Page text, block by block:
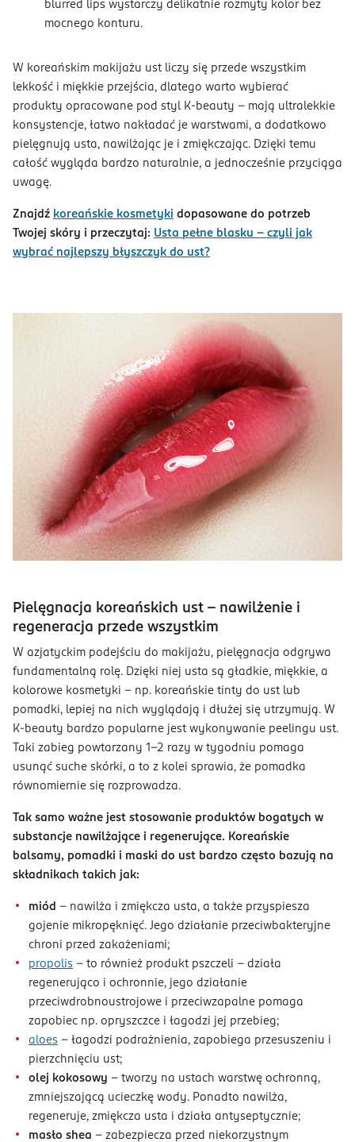
blurred lips wystarczy delikatnie rozmyty kolor bez
mocnego konturu.
W koreańskim makijażu ust liczy się przede wszystkim
lekkość i miękkie przejścia, dlatego warto wybierać
produkty opracowane pod styl K-beauty – mają ultralekkie
konsystencje, łatwo nakładać je warstwami, a dodatkowo
pielęgnują usta, nawilżając je i zmiękczając. Dzięki temu
całość wygląda bardzo naturalnie, a jednocześnie przyciąga
uwagę.
Znajdź koreańskie kosmetyki dopasowane do potrzeb
Twojej skóry i przeczytaj: Usta pełne blasku – czyli jak
wybrać najlepszy błyszczyk do ust?
Pielęgnacja koreańskich ust – nawilżenie i
regeneracja przede wszystkim
W azjatyckim podejściu do makijażu, pielęgnacja odgrywa
fundamentalną rolę. Dzięki niej usta są gładkie, miękkie, a
kolorowe kosmetyki – np. koreańskie tinty do ust lub
pomadki, lepiej na nich wyglądają i dłużej się utrzymują. W
K-beauty bardzo popularne jest wykonywanie peelingu ust.
Taki zabieg powtarzany 1-2 razy w tygodniu pomaga
usunąć suche skórki, a to z kolei sprawia, że pomadka
równomiernie się rozprowadza.
Tak samo ważne jest stosowanie produktów bogatych w
substancje nawilżające i regenerujące. Koreańskie
balsamy, pomadki i maski do ust bardzo często bazują na
składnikach takich jak:
miód – nawilża i zmiękcza usta, a także przyspiesza
gojenie mikropęknięć. Jego działanie przeciwbakteryjne
chroni przed zakażeniami;
propolis – to również produkt pszczeli – działa
regenerująco i ochronnie, jego działanie
przeciwdrobnoustrojowe i przeciwzapalne pomaga
zapobiec np. opryszczce i łagodzi jej przebieg;
aloes – łagodzi podrażnienia, zapobiega przesuszeniu i
pierzchnięciu ust;
olej kokosowy – tworzy na ustach warstwę ochronną,
zmniejszającą ucieczkę wody. Ponadto nawilża,
regeneruje, zmiękcza usta i działa antyseptycznie;
masło shea – zabezpiecza przed niekorzystnym